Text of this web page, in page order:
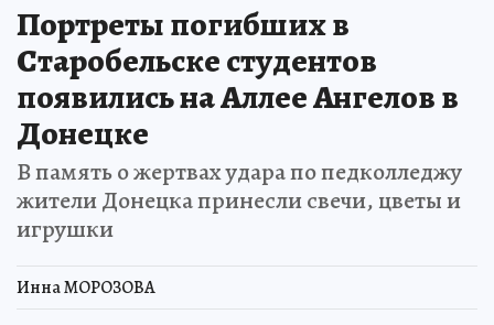
Портреты погибших в
Старобельске студентов
появились на Аллее Ангелов в
Донецке
В память о жертвах удара по педколледжу
жители Донецка принесли свечи, цветы и
игрушки
Инна МОРОЗОВА